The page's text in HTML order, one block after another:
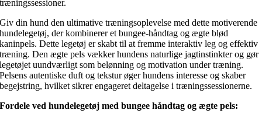
træningssessioner.
Giv din hund den ultimative træningsoplevelse med dette motiverende
hundelegetøj, der kombinerer et bungee-håndtag og ægte blød
kaninpels. Dette legetøj er skabt til at fremme interaktiv leg og effektiv
træning. Den ægte pels vækker hundens naturlige jagtinstinkter og gør
legetøjet uundværligt som belønning og motivation under træning.
Pelsens autentiske duft og tekstur øger hundens interesse og skaber
begejstring, hvilket sikrer engageret deltagelse i træningssessionerne.
Fordele ved hundelegetøj med bungee håndtag og ægte pels: